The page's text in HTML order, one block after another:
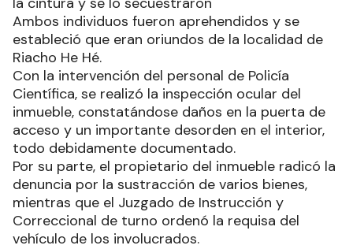
Ambos individuos fueron aprehendidos y se
estableció que eran oriundos de la localidad de
Riacho He Hé.
Con la intervención del personal de Policía
Científica, se realizó la inspección ocular del
inmueble, constatándose daños en la puerta de
acceso y un importante desorden en el interior,
todo debidamente documentado.
Por su parte, el propietario del inmueble radicó la
denuncia por la sustracción de varios bienes,
mientras que el Juzgado de Instrucción y
Correccional de turno ordenó la requisa del
vehículo de los involucrados.